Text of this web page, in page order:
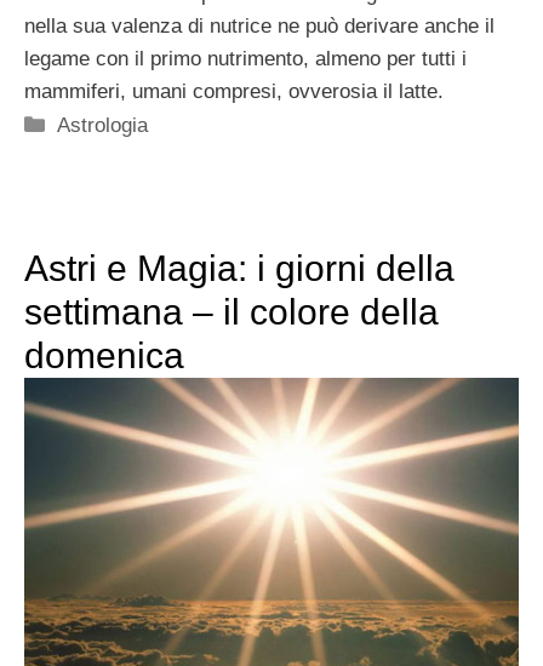
nella sua valenza di nutrice ne può derivare anche il
legame con il primo nutrimento, almeno per tutti i
mammiferi, umani compresi, ovverosia il latte.
Categorie
Astrologia
Astri e Magia: i giorni della
settimana – il colore della
domenica